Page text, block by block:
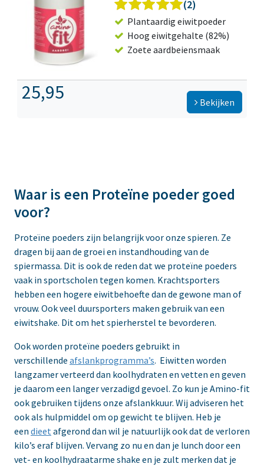
(2)
Plantaardig eiwitpoeder
Hoog eiwitgehalte (82%)
Zoete aardbeiensmaak
25,95 Bekijken
Waar is een Proteïne poeder goed
voor?
Proteïne poeders zijn belangrijk voor onze spieren. Ze
dragen bij aan de groei en instandhouding van de
spiermassa. Dit is ook de reden dat we proteïne poeders
vaak in sportscholen tegen komen. Krachtsporters
hebben een hogere eiwitbehoefte dan de gewone man of
vrouw. Ook veel duursporters maken gebruik van een
eiwitshake. Dit om het spierherstel te bevorderen.
Ook worden proteïne poeders gebruikt in
verschillende afslankprogramma’s. Eiwitten worden
langzamer verteerd dan koolhydraten en vetten en geven
je daarom een langer verzadigd gevoel. Zo kun je Amino-fit
ook gebruiken tijdens onze afslankkuur. Wij adviseren het
ook als hulpmiddel om op gewicht te blijven. Heb je
een dieetafgerond dan wil je natuurlijk ook dat de verloren
kilo’s eraf blijven. Vervang zo nu en dan je lunch door een
vet- en koolhydraatarme shake en je zult merken dat je